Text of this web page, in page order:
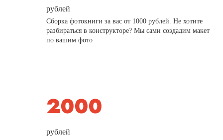
рублей
Сборка фотокниги за вас от 1000 рублей. Не хотите
разбираться в конструкторе? Мы сами создадим макет
по вашим фото
рублей